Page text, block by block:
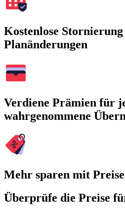
Kostenlose Stornierung
Planänderungen
Verdiene Prämien für
wahrgenommene
Mehr sparen mit
Überprüfe die Preise